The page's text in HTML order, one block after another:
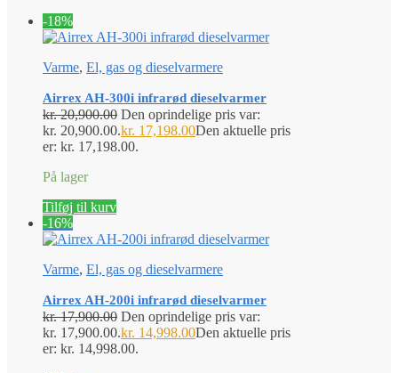
-18%
Varme, El, gas og dieselvarmere
Airrex AH-300i infrarød dieselvarmer
kr.20,900.00 Den oprindelige pris var:
kr. 20,900.00.kr. 17,198.00Den aktuelle pris
er: kr. 17,198.00.
På lager
Tilføj til kurv
-16%
Varme, El, gas og dieselvarmere
Airrex AH-200i infrarød dieselvarmer
kr.17,900.00 Den oprindelige pris var:
kr. 17,900.00.kr. 14,998.00Den aktuelle pris
er: kr. 14,998.00.